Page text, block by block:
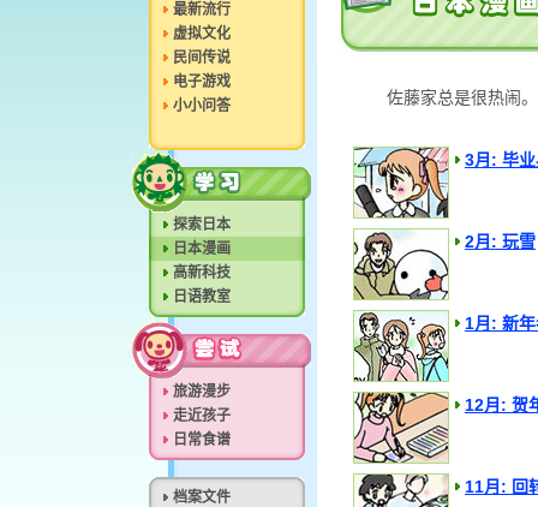
佐藤家总是很热闹
3月: 毕
2月: 玩雪
1月: 新
12月: 贺
11月: 回
最新流行
虚拟文化
民间传说
电子游戏
小小问答
探索日本
日本漫画
高新科技
日语教室
旅游漫步
走近孩子
日常食谱
档案文件